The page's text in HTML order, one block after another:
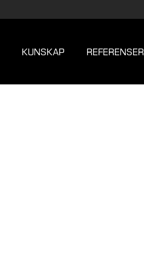
KUNSKAP REFERENSER